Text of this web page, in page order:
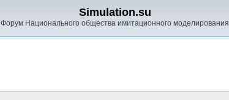
Simulation.su
Форум Национального общества имитационного моделирования